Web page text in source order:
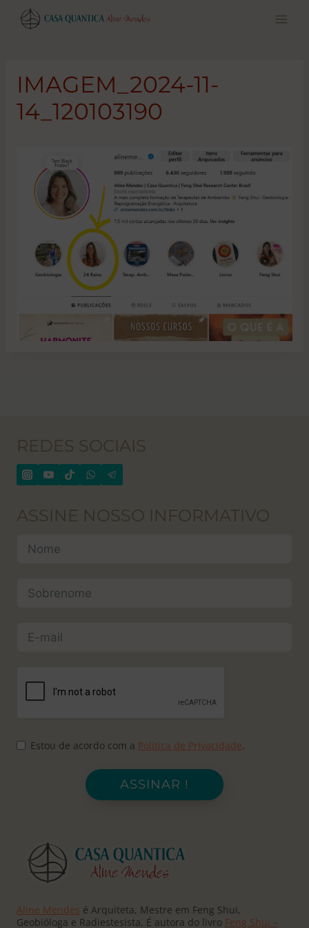
Pular
para
IMAGEM_2024-11-
14_120103190
REDES SOCIAIS
ASSINE NOSSO INFORMATIVO
Estou de acordo com a Política de Privacidade.
ASSINAR !
Aline Mendes é Arquiteta, Mestre em Feng Shui,
Geobióloga e Radiestesista. É autora do livro Feng Shui –